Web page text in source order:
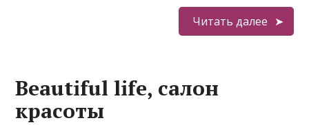
Читать далее
Beautiful life, салон
красоты